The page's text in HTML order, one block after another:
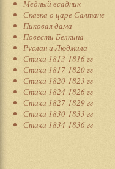
Медный всадник
Сказка о царе Салтане
Пиковая дама
Повести Белкина
Руслан и Людмила
Стихи 1813-1816 гг
Стихи 1817-1820 гг
Стихи 1820-1823 гг
Стихи 1824-1826 гг
Стихи 1827-1829 гг
Стихи 1830-1833 гг
Стихи 1834-1836 гг